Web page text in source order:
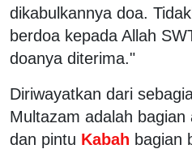
dikabulkannya doa.
berdoa kepada Allah
doanya diterima."
Diriwayatkan dari
Multazam adalah
dan pintu Kabah bagian